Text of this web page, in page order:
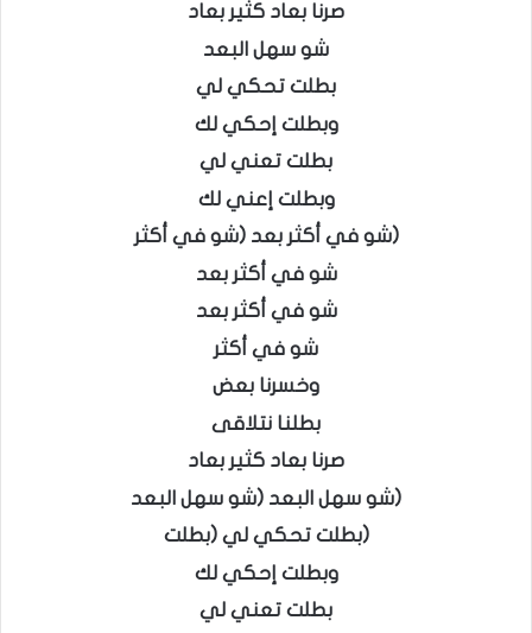
صرنا بعاد كثير بعاد
شو سهل البعد
بطلت تحكي لي
وبطلت إحكي لك
بطلت تعني لي
وبطلت إعني لك
(شو في أكثر بعد (شو في أكثر
شو في أكثر بعد
شو في أكثر بعد
شو في أكثر
وخسرنا بعض
بطلنا نتلاقى
صرنا بعاد كثير بعاد
(شو سهل البعد (شو سهل البعد
(بطلت تحكي لي (بطلت
وبطلت إحكي لك
بطلت تعني لي